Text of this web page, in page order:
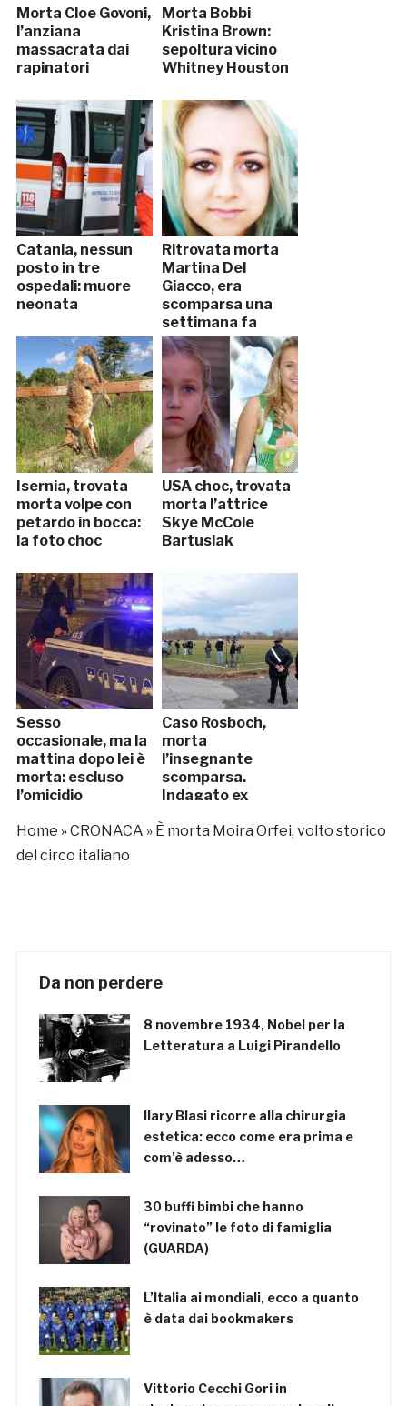
Morta Cloe Govoni,
l’anziana
massacrata dai
rapinatori
Morta Bobbi
Kristina Brown:
sepoltura vicino
Whitney Houston
Catania, nessun
posto in tre
ospedali: muore
neonata
Ritrovata morta
Martina Del
Giacco, era
scomparsa una
settimana fa
Isernia, trovata
morta volpe con
petardo in bocca:
la foto choc
USA choc, trovata
morta l’attrice
Skye McCole
Bartusiak
Sesso
occasionale, ma la
mattina dopo lei è
morta: escluso
l’omicidio
Caso Rosboch,
morta
l’insegnante
scomparsa.
Indagato ex
Home »CRONACA » È morta Moira Orfei, volto storico
del circo italiano
Da non perdere
8 novembre 1934, Nobel per la
Letteratura a Luigi Pirandello
Ilary Blasi ricorre alla chirurgia
estetica: ecco come era prima e
com’è adesso…
30 buffi bimbi che hanno
“rovinato” le foto di famiglia
(GUARDA)
L’Italia ai mondiali, ecco a quanto
è data dai bookmakers
Vittorio Cecchi Gori in